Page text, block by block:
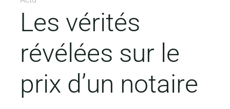
Les vérités
révélées sur le
prix d’un notaire